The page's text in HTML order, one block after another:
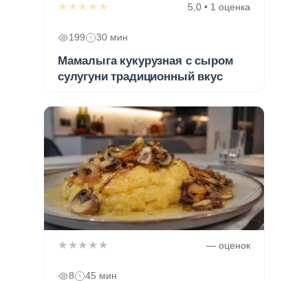
★★★★★ 5,0 • 1 оценка
199 30 мин
Мамалыга кукурузная с сыром
сулугуни традиционный вкус
★★★★★ — оценок
8 45 мин